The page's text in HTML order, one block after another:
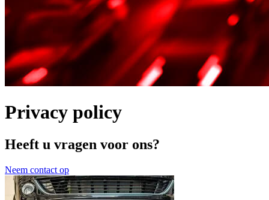
Privacy policy
Heeft u vragen voor ons?
Neem contact op